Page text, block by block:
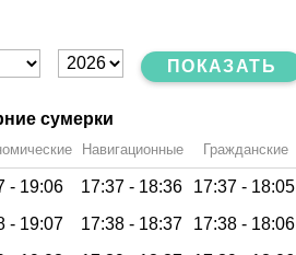
ПОКАЗАТЬ
сумерки
Навигационные Гражданские
- 19:06 17:37 - 18:36 17:37 - 18:05
- 19:07 17:38 - 18:37 17:38 - 18:06